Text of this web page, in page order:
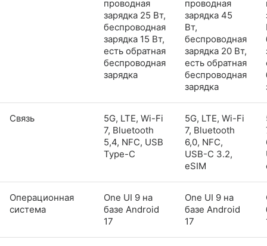
проводная
зарядка 25 Вт,
беспроводная
зарядка 15 Вт,
есть обратная
беспроводная
зарядка
проводная
зарядка 45
Вт,
беспроводная
зарядка 20 Вт,
есть обратная
беспроводная
зарядка
Связь
5G, LTE, Wi-Fi
7, Bluetooth
5,4, NFC, USB
Type-C
5G, LTE, Wi-Fi
7, Bluetooth
6,0, NFC,
USB-C 3.2,
eSIM
Операционная
система
One UI 9 на
базе Android
17
One UI 9 на
базе Android
17